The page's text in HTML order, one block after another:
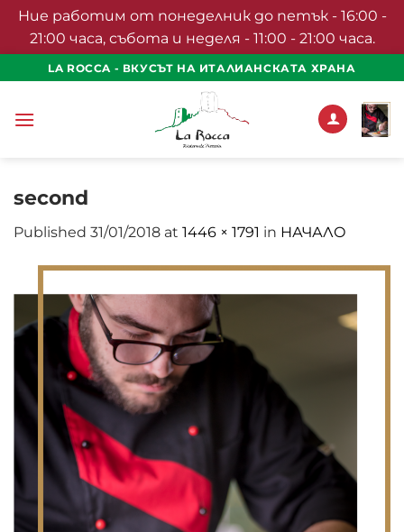
Ние работим от понеделник до петък - 16:00 -
21:00 часа, събота и неделя - 11:00 - 21:00 часа.
to
content
LA ROCCA - ВКУСЪТ НА ИТАЛИАНСКАТА ХРАНА
second
Published 31/01/2018 at 1446 × 1791 in НАЧАЛО